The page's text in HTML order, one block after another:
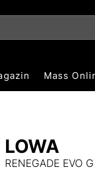
Mass
LOWA
RENEGADE EVO